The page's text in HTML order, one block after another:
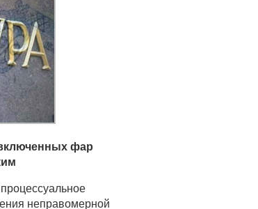
фар
неправомерной